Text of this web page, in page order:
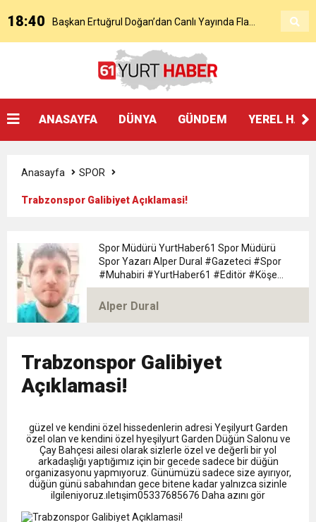
18:40 Başkan Ertuğrul Doğan’dan Canlı Yayında Flaş
Salah’ın Trabzon Programı Netleşti! Geliyor
18:59 Trabzonspor Mitongo Transferini KAP’a Bildirdi
13:09 SÜRMENE’DE 21.ÇAMFEST HEYECANI
12:20 Faruk Koc Aslında Davacı Neden Gözaltında ;
21:51
ANASAYFA DÜNYA GÜNDEM YEREL
Anasayfa SPOR
Trabzonspor Galibiyet Açıklamasi!
Spor Müdürü YurtHaber61 Spor Müdürü
Spor Yazarı Alper Dural #Gazeteci #Spor
#Muhabiri #YurtHaber61 #Editör #Köşe
#Yazarı Trabzon Bölgesi 61yurthaber Spor
Müdürü spor Yazarı Alper Dural
Alper Dural
Trabzonspor Galibiyet
Açıklamasi!
güzel ve kendini özel hissedenlerin adresi Yeşilyurt Garden
özel olan ve kendini özel hyeşilyurt Garden Düğün Salonu ve
Çay Bahçesi ailesi olarak sizlerle özel ve değerli bir yol
arkadaşlığı yaptığımız için bir gecede sadece bir düğün
organizasyonu yapmıyoruz. Günümüzü sadece size ayırıyor,
düğün günü sabahından gece bitene kadar yalnızca sizinle
ilgileniyoruz.ıletışim05337685676 Daha azını gör